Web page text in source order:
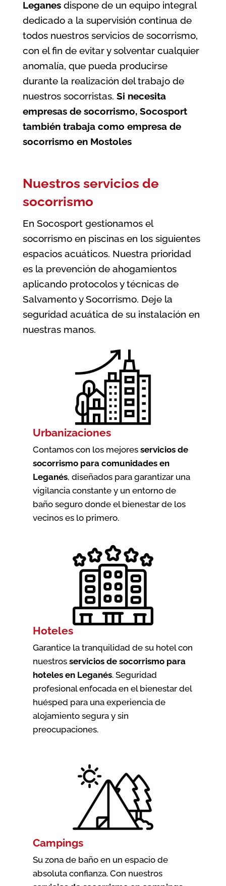
Leganesdispone de un equipo integral
dedicado a la supervisión continua de
todos nuestros servicios de socorrismo,
con el fin de evitar y solventar cualquier
anomalía, que pueda producirse
durante la realización del trabajo de
nuestros socorristas. Si necesita
empresas de socorrismo, Socosport
también trabaja como empresa de
socorrismo en Mostoles
Nuestros servicios de
socorrismo
En Socosport gestionamos el
socorrismo en piscinas en los siguientes
espacios acuáticos. Nuestra prioridad
es la prevención de ahogamientos
aplicando protocolos y técnicas de
Salvamento y Socorrismo. Deje la
seguridad acuática de su instalación en
nuestras manos.
Urbanizaciones
Contamos con los mejores servicios de
socorrismo para comunidades en
Leganés, diseñados para garantizar una
vigilancia constante y un entorno de
baño seguro donde el bienestar de los
vecinos es lo primero.
Hoteles
Garantice la tranquilidad de su hotel con
nuestros servicios de socorrismo para
hoteles en Leganés. Seguridad
profesional enfocada en el bienestar del
huésped para una experiencia de
alojamiento segura y sin
preocupaciones.
Campings
Su zona de baño en un espacio de
absoluta confianza. Con nuestros